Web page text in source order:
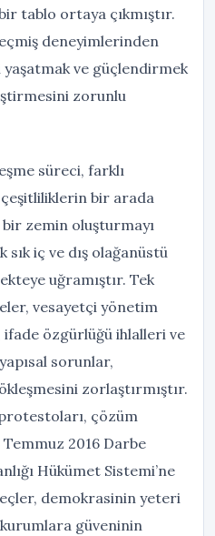
tablo ortaya çıkmıştır.
deneyimlerinden
ve güçlendirmek
zorunlu
süreci, farklı
bir arada
zemin oluşturmayı
sık iç ve dış olağanüstü
uğramıştır. Tek
vesayetçi yönetim
ifade özgürlüğü ihlalleri ve
sorunlar,
zorlaştırmıştır.
çözüm
2016 Darbe
Hükümet Sistemi’ne
demokrasinin yeteri
güveninin